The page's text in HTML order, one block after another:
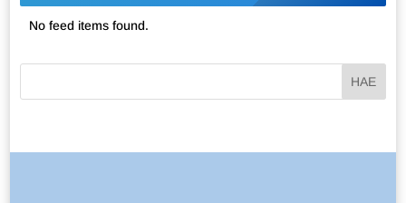
No feed items found.